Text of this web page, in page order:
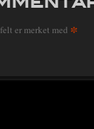
er merket med *